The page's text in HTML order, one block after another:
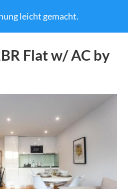
leicht gemacht.
Flat w/ AC by